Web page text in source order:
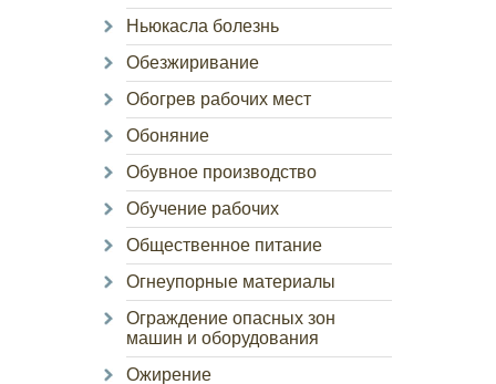
Ньюкасла болезнь
Обезжиривание
Обогрев рабочих мест
Обоняние
Обувное производство
Обучение рабочих
Общественное питание
Огнеупорные материалы
Ограждение опасных зон
машин и оборудования
Ожирение